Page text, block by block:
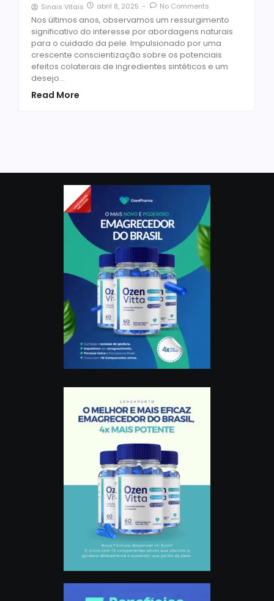
Sinais Vitais abril 8, 2025 - No Comments
Nos últimos anos, observamos um ressurgimento
significativo do interesse por abordagens naturais
para o cuidado da pele. Impulsionado por uma
crescente conscientização sobre os potenciais
efeitos colaterais de ingredientes sintéticos e um
desejo...
Read More